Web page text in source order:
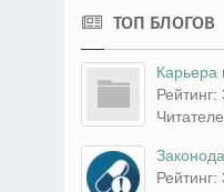
ТОП БЛОГОВ
Карьера